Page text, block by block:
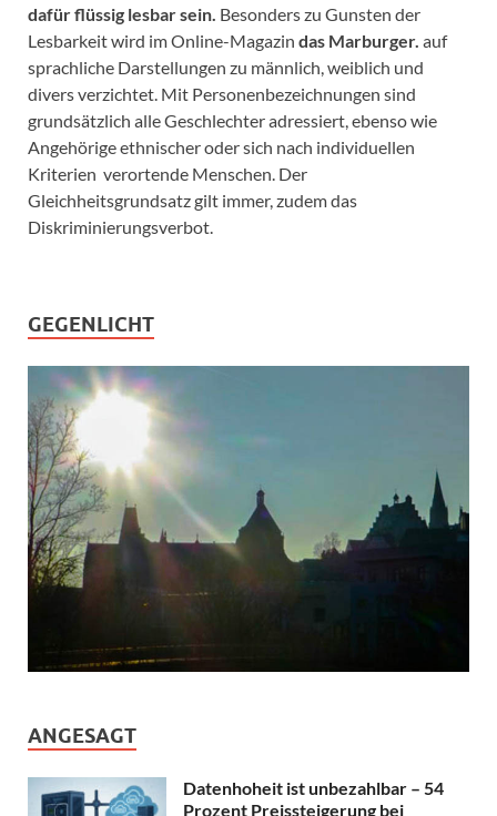
dafür flüssig lesbar sein. Besonders zu Gunsten der
Lesbarkeit wird im Online-Magazin das Marburger. auf
sprachliche Darstellungen zu männlich, weiblich und
divers verzichtet. Mit Personenbezeichnungen sind
grundsätzlich alle Geschlechter adressiert, ebenso wie
Angehörige ethnischer oder sich nach individuellen
Kriterien verortende Menschen. Der
Gleichheitsgrundsatz gilt immer, zudem das
Diskriminierungsverbot.
GEGENLICHT
ANGESAGT
Datenhoheit ist unbezahlbar – 54
Prozent Preissteigerung bei